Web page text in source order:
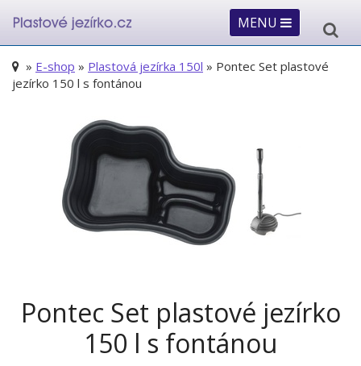
MENU
» E-shop » Plastová jezírka 150l » Pontec Set plastové
jezírko 150 l s fontánou
Pontec Set plastové jezírko
150 l s fontánou